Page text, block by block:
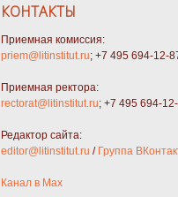
КОНТАКТЫ
Приемная комиссия:
priem@litinstitut.ru; +7 495 694-12-
Приемная ректора:
rectorat@litinstitut.ru; +7 495 694-
Редактор сайта:
editor@litinstitut.ru / Группа
Канал в Max